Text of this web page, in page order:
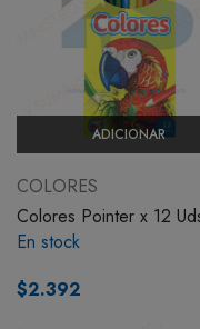
SEGURIDAD
TECNOLOGÍA
MOBILIARIO
EMBALAJE
BOTIQUÍN
MI CUENTA
ADICIONAR
COLORES
Colores Pointer x 12
En stock
$2.392